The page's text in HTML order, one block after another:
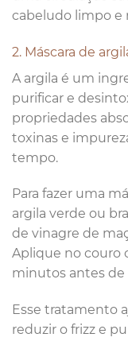
cabeludo limpo e
2. Máscara de
A argila é um
purificar e
propriedades
toxinas e
tempo.
Para fazer uma
argila verde ou
de vinagre de
Aplique no couro
minutos antes
Esse tratamento
reduzir o frizz e